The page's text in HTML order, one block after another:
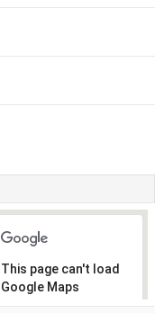
This page can't load
Google Maps
correctly.